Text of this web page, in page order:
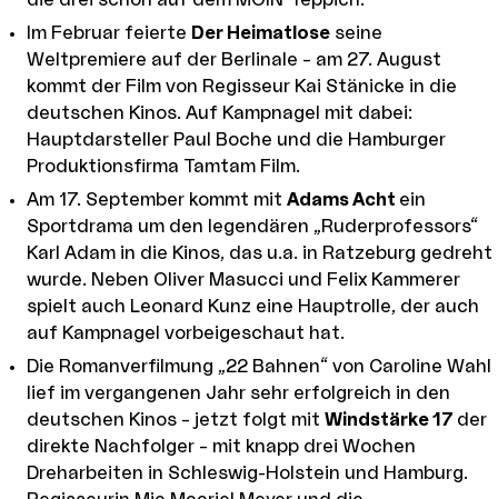
Im Februar feierte Der Heimatlose seine
Weltpremiere auf der Berlinale – am 27. August
kommt der Film von Regisseur Kai Stänicke in die
deutschen Kinos. Auf Kampnagel mit dabei:
Hauptdarsteller Paul Boche und die Hamburger
Produktionsfirma Tamtam Film.
Am 17. September kommt mit Adams Acht ein
Sportdrama um den legendären „Ruderprofessors“
Karl Adam in die Kinos, das u.a. in Ratzeburg gedreht
wurde. Neben Oliver Masucci und Felix Kammerer
spielt auch Leonard Kunz eine Hauptrolle, der auch
auf Kampnagel vorbeigeschaut hat.
Die Romanverfilmung „22 Bahnen“ von Caroline Wahl
lief im vergangenen Jahr sehr erfolgreich in den
deutschen Kinos – jetzt folgt mit Windstärke 17 der
direkte Nachfolger – mit knapp drei Wochen
Dreharbeiten in Schleswig-Holstein und Hamburg.